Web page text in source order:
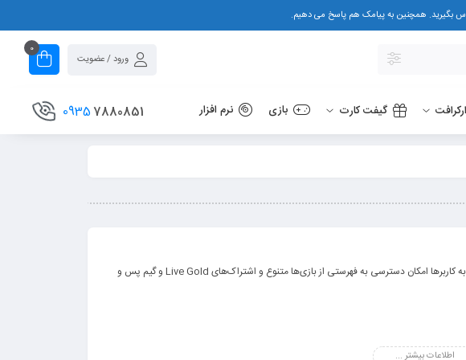
ورود / عضویت
0
گیفت کارت بازی نرم افزار 7880851
0935
Game Pass Ultimate سرویس اشتراک بازی‌های مایکروسافت است. که به کاربرها امکان دسترسی به فهرستی از بازی‌ها متنوع و اشتراک‌های Live Gold و گیم پس و
اطلاعات بیشتر ...